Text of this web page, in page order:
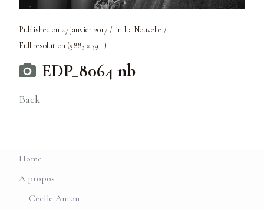
Published on 27 janvier 2017 in La Nouvelle
Full resolution (5883 × 3911)
EDP_8064 nb
Back
Home
A propos
Cécile Anton